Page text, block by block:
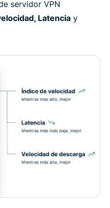
servidor VPN
Latencia y